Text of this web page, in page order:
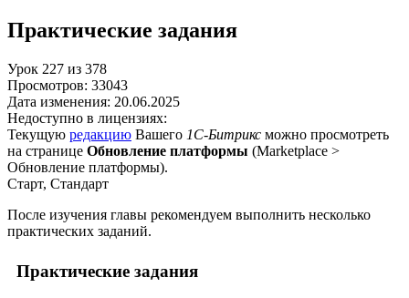
Практические задания
Урок 227 из 378
Просмотров: 33043
Дата изменения: 20.06.2025
Недоступно в лицензиях:
Текущую редакцию Вашего 1С-Битрикс можно просмотреть
на странице Обновление платформы (Marketplace >
Обновление платформы).
Старт, Стандарт
После изучения главы рекомендуем выполнить несколько
практических заданий.
Практические задания